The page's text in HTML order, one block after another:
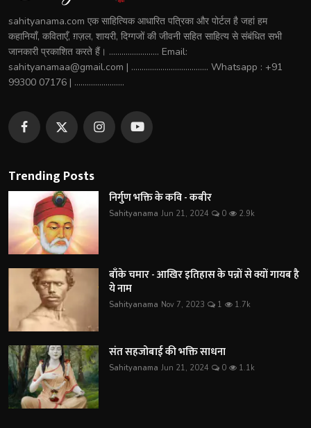
sahityanama.com एक साहित्यिक आधारित पत्रिका और पोर्टल है जहां हम
कहानियाँ, कविताएँ, ग़ज़ल, शायरी, दिग्गजों की जीवनी सहित साहित्य से संबंधित सभी
जानकारी प्रकाशित करते हैं। ........................ Email:
sahityanamaa@gmail.com | ..................................... Whatsapp : +91
99300 07176 | ........................
Trending Posts
निर्गुण भक्ति के कवि - कबीर
Sahityanama Jun 21, 2024 0 2.9k
बाँके चमार - आखिर इतिहास के पन्नों से क्यों गायब है
ये नाम
Sahityanama Nov 7, 2023 1 1.7k
संत सहजोबाई की भक्ति साधना
Sahityanama Jun 21, 2024 0 1.1k